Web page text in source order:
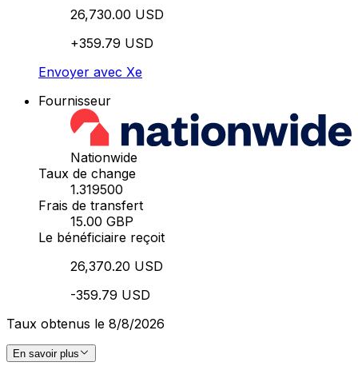
26,730.00 USD
+359.79 USD
Envoyer avec Xe
Fournisseur
Nationwide
Taux de change
1.319500
Frais de transfert
15.00 GBP
Le bénéficiaire reçoit
26,370.20 USD
-359.79 USD
Taux obtenus le 8/8/2026
En savoir plus